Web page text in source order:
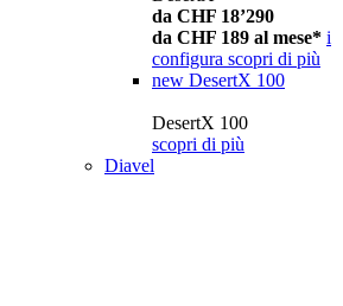
da CHF 18’290
da CHF 189 al mese* i
configura scopri di più
new DesertX 100
DesertX 100
scopri di più
Diavel